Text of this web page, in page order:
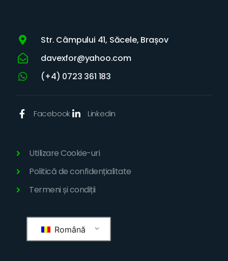
Str. Câmpului 41, Săcele, Brașov
davexfor@yahoo.com
(+4) 0723 361 183
Facebook Linkedin
Utilizare Cookie-uri
Politică de confidențialitate
Termeni și condiții
Română